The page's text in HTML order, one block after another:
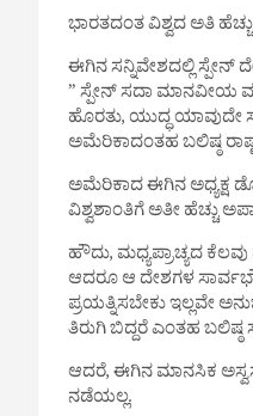
ಭಾರತದಂತ ವಿಶ್ವದ ಅತಿ
ಈಗಿನ ಸನ್ನಿವೇಶದಲ್ಲಿ ಸ್ಪೇನ್
” ಸ್ಪೇನ್ ಸದಾ ಮಾನವೀಯ
ಹೊರತು, ಯುದ್ಧ ಯಾವುದೇ
ಅಮೆರಿಕಾದಂತಹ ಬಲಿಷ್ಠ
ಅಮೆರಿಕಾದ ಈಗಿನ ಅಧ್ಯಕ್ಷ
ವಿಶ್ವಶಾಂತಿಗೆ ಅತೀ ಹೆಚ್ಚು
ಹೌದು, ಮಧ್ಯಪ್ರಾಚ್ಯದ
ಆದರೂ ಆ ದೇಶಗಳ
ಪ್ರಯತ್ನಿಸಬೇಕು ಇಲ್ಲವೇ
ತಿರುಗಿ ಬಿದ್ದರೆ ಎಂತಹ ಬಲಿಷ್ಠ
ಆದರೆ, ಈಗಿನ ಮಾನಸಿಕ
ನಡೆಯಲ್ಲ.